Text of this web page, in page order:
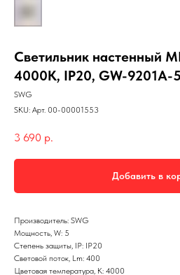
Светильник настенный
4000K, IP20, GW-9201A-
SWG
SKU: Арт. 00-00001553
3 690 р.
Добавить в
Производитель: SWG
Мощность, W: 5
Степень защиты, IP: IP20
Световой поток, Lm: 400
Цветовая температура, K: 4000